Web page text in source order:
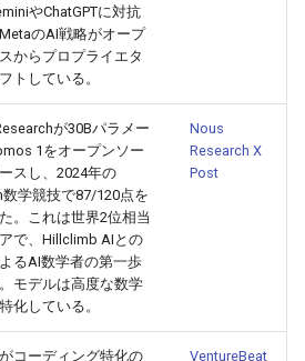
2026-06-24
2026-06-22
2026-06-21
2026-06-20
2025-12-09
2025-12-07
2025-12-06
2025-12-05
2026-02-08
2026-01-25
2026-01-18
2026-01-11
2026-02-08
2026-02-08
2026-01-25
2026-01-18
2026-01-11
2026-06-23
2026-06-20
2026-06-19
2026-06-18
2025-12-09
2025-12-07
2025-12-06
2025-12-05
2026-02-08
2026-01-25
2026-01-18
2026-01-11
2026-02-01
2026-01-18
2026-01-13
2026-06-22
2026-06-20
2026-06-19
2026-06-18
2025-12-09
2025-12-07
2025-12-06
2025-12-05
2026-02-08
2026-01-25
2026-01-18
2026-01-11
2026-06-24
2026-06-22
2026-06-21
2026-06-20
2026-06-20
2026-06-17
2026-06-16
2026-06-15
やChatGPTに対抗
のAI戦略がオープ
からプロプライエタ
トしている。
が30Bパラメー
1をオープンソー
スし、2024年の
数学競技で87/120点を
。これは世界2位相当
で、Hillclimb AIとの
るAI数学者の第一歩
モデルは高度な数学
化している。
Nous
Research X
Post
コーディング特化の
VentureBeat